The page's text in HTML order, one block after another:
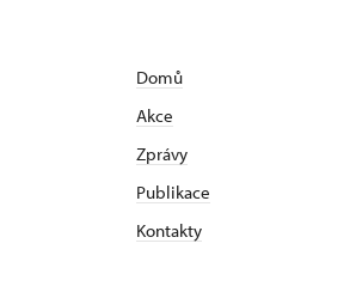
Domů
Akce
Zprávy
Publikace
Kontakty